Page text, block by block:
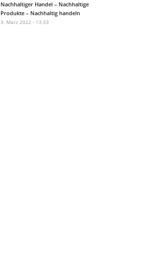
Nachhaltiger Handel – Nachhaltige
Produkte – Nachhaltig handeln
3. März 2022 - 13:33